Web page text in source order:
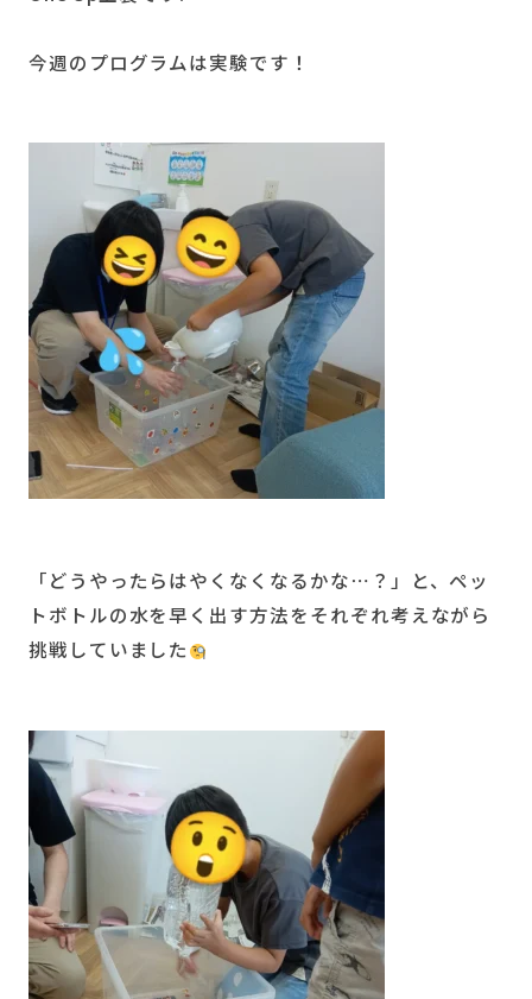
今週のプログラムは実験です！
「どうやったらはやくなくなるかな⋯？」と、ペッ
トボトルの水を早く出す方法をそれぞれ考えながら
挑戦していました